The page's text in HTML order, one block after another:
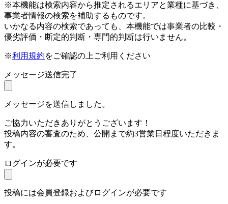
※本機能は検索内容から推定されるエリアと業種に基づき、
事業者情報の検索を補助するものです。
いかなる内容の検索であっても、本機能では事業者の比較・
優劣評価・断定的判断・専門的判断は行いません。
※利用規約をご確認の上ご利用ください
メッセージ送信完了
メッセージを送信しました。
ご協力いただきありがとうございます！
投稿内容の審査のため、公開まで約3営業日程度いただきま
す。
ログインが必要です
投稿には会員登録およびログインが必要です